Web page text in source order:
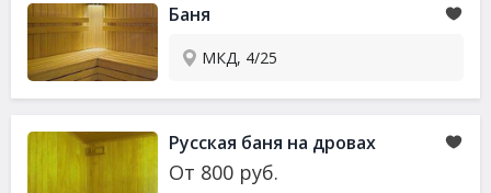
Баня
МКД, 4/25
Русская баня на дровах
От 800 руб.